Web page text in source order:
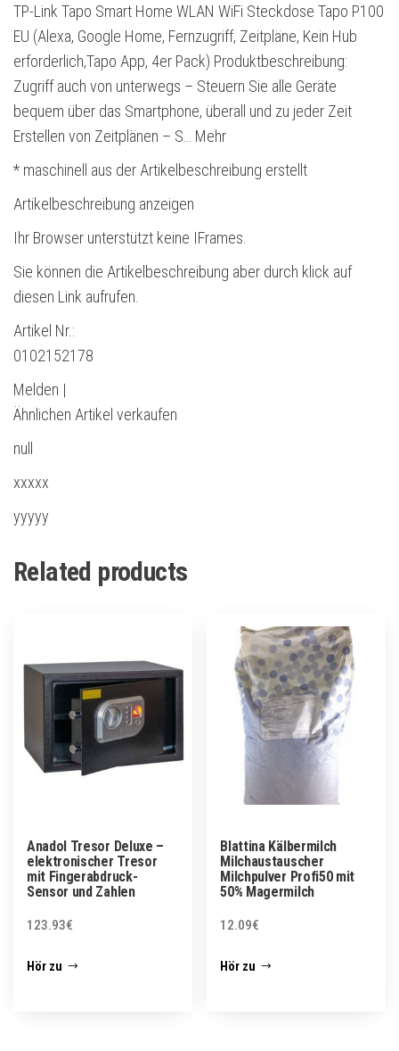
TP-Link Tapo Smart Home WLAN WiFi Steckdose Tapo P100
EU (Alexa, Google Home, Fernzugriff, Zeitpläne, Kein Hub
erforderlich,Tapo App, 4er Pack) Produktbeschreibung:
Zugriff auch von unterwegs – Steuern Sie alle Geräte
bequem über das Smartphone, überall und zu jeder Zeit
Erstellen von Zeitplänen – S… Mehr
* maschinell aus der Artikelbeschreibung erstellt
Artikelbeschreibung anzeigen
Ihr Browser unterstützt keine IFrames.
Sie können die Artikelbeschreibung aber durch klick auf
diesen Link aufrufen.
Artikel Nr.:
0102152178
Melden |
Ähnlichen Artikel verkaufen
null
xxxxx
yyyyy
Related products
Anadol Tresor Deluxe –
elektronischer Tresor
mit Fingerabdruck-
Sensor und Zahlen
123.93€
Hör zu
Blattina Kälbermilch
Milchaustauscher
Milchpulver Profi50 mit
50% Magermilch
12.09€
Hör zu